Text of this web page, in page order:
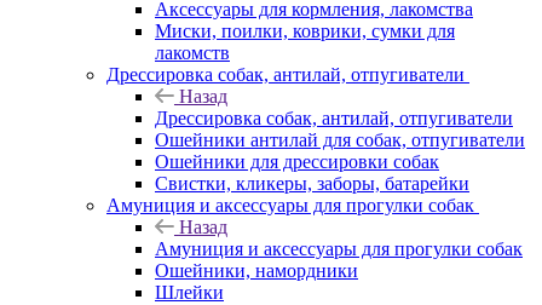
Аксессуары для кормления, лакомства
Миски, поилки, коврики, сумки для
лакомств
Дрессировка собак, антилай, отпугиватели
Назад
Дрессировка собак, антилай, отпугиватели
Ошейники антилай для собак, отпугиватели
Ошейники для дрессировки собак
Свистки, кликеры, заборы, батарейки
Амуниция и аксессуары для прогулки собак
Назад
Амуниция и аксессуары для прогулки собак
Ошейники, намордники
Шлейки